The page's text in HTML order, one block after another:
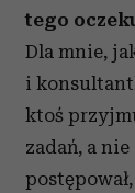
tego
Dla mnie,
i
ktoś
zadań, a